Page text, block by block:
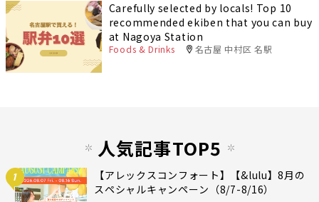
Carefully selected by locals! Top 10
recommended ekiben that you can buy
at Nagoya Station
Foods & Drinks 名古屋 中村区 名駅
人気記事TOP5
1
【アレックスコンフォート】【&lulu】8月の
スペシャルキャンペーン（8/7-8/16）